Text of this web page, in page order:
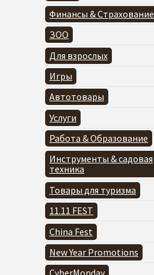
Финансы & Страхование
ЗОО
Для взрослых
Игры
Автотовары
Услуги
Работа & Образование
Инструменты & садовая
техника
Товары для туризма
11.11 FEST
China Fest
New Year Promotions